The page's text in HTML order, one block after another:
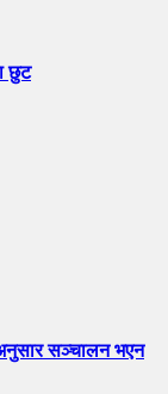
छुट
सञ्चालन भएन